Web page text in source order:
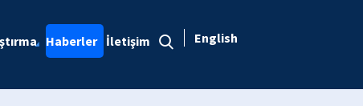
Haberler İletişim English